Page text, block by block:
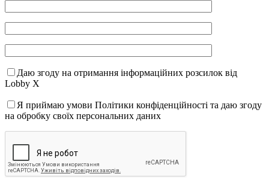
Даю згоду на отримання інформаційних розсилок від
Lobby X
Я приймаю умови Політики конфіденційності та даю згоду
на обробку своїх персональних даних